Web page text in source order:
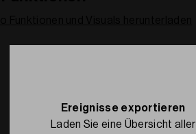
Ereignisse exportieren
Laden Sie eine Übersicht aller